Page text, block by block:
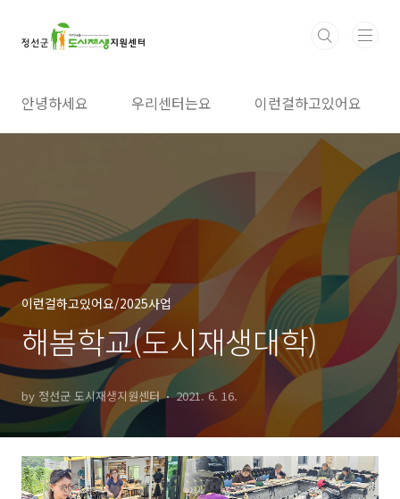
안녕하세요 우리센터는요 이런걸하고있어요
이런걸하고있어요/2025사업
해봄학교(도시재생대학)
by 정선군 도시재생지원센터 2021. 6. 16.